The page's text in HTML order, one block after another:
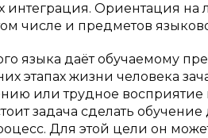
интеграция. Ориентация на
числе и предметов
языка даёт обучаемому
этапах жизни человека
или трудное восприятие
задача сделать
Для этой цели он